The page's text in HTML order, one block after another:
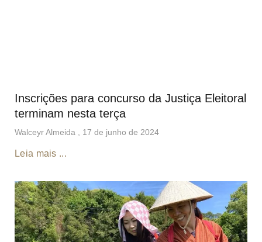
Inscrições para concurso da Justiça Eleitoral
terminam nesta terça
Walceyr Almeida 17 de junho de 2024
Leia mais ...